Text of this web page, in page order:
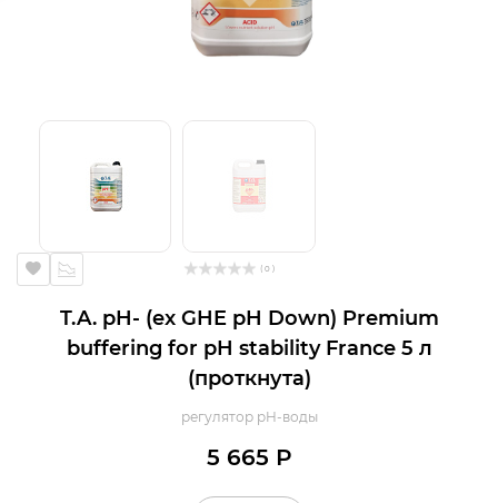
( 0 )
T.A. pH- (ex GHE pH Down) Premium
buffering for pH stability France 5 л
(проткнута)
регулятор pH-воды
5 665 Р